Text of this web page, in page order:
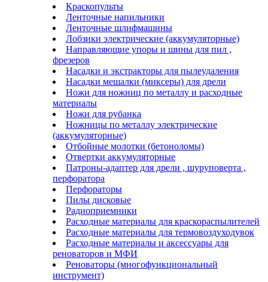
Краскопульты
Ленточные напильники
Ленточные шлифмашины
Лобзики электрические (аккумуляторные)
Направляющие упоры и шины для пил ,
фрезеров
Насадки и экстракторы для пылеудаления
Насадки мешалки (миксеры) для дрели
Ножи для ножниц по металлу и расходные
материалы
Ножи для рубанка
Ножницы по металлу электрические
(аккумуляторные)
Отбойные молотки (бетоноломы)
Отвертки аккумуляторные
Патроны-адаптер для дрели , шуруповерта ,
перфоратора
Перфораторы
Пилы дисковые
Радиоприемники
Расходные материалы для краскораспылителей
Расходные материалы для термовоздуходувок
Расходные материалы и аксессуары для
реноваторов и МФИ
Реноваторы (многофункциональный
инструмент)